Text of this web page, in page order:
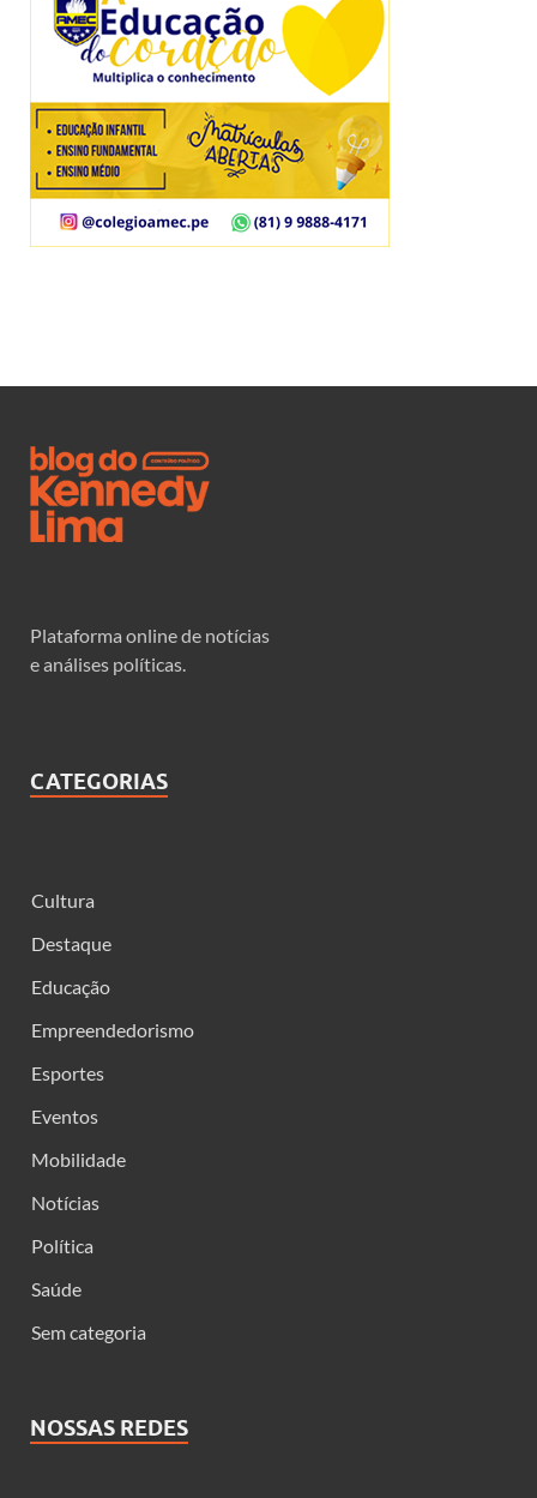
Plataforma online de notícias
e análises políticas.
CATEGORIAS
Cultura
Destaque
Educação
Empreendedorismo
Esportes
Eventos
Mobilidade
Notícias
Política
Saúde
Sem categoria
NOSSAS REDES